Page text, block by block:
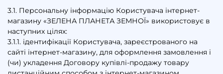
3.1. Персональну інформацію Користувача інтернет-
магазину «ЗЕЛЕНА ПЛАНЕТА ЗЕМНОЇ» використовує в
наступних цілях:
3.1.1. ідентифікації Користувача, зареєстрованого на
сайті інтернет-магазину, для оформлення замовлення і
(чи) укладення Договору купівлі-продажу товару